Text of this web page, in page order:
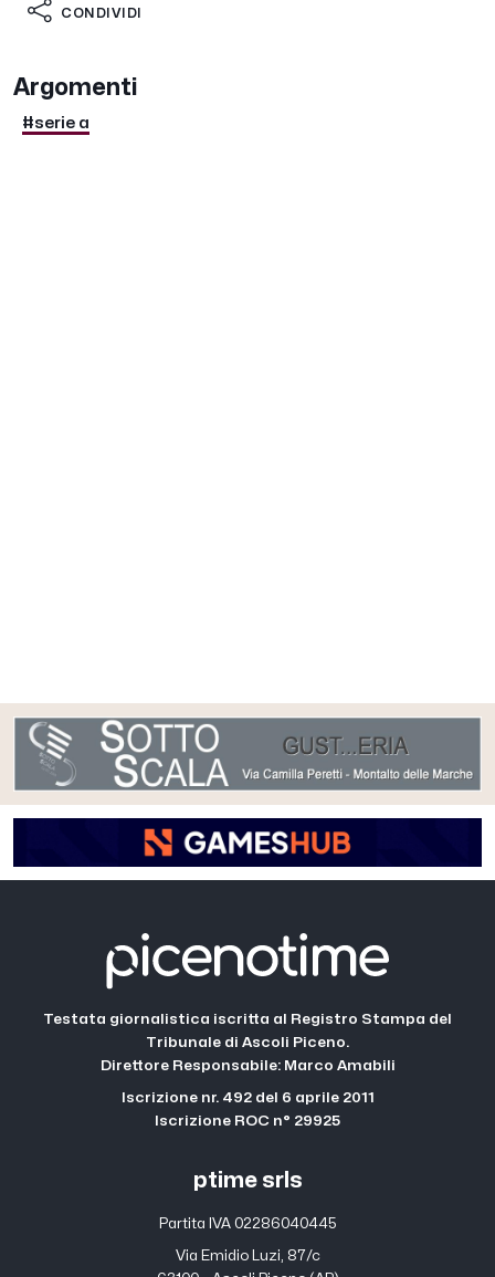
CONDIVIDI
Argomenti
#serie a
Testata giornalistica iscritta al Registro Stampa del
Tribunale di Ascoli Piceno.
Direttore Responsabile: Marco Amabili
Iscrizione nr. 492 del 6 aprile 2011
Iscrizione ROC n° 29925
ptime srls
Partita IVA 02286040445
Via Emidio Luzi, 87/c